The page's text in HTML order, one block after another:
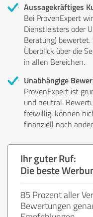
Aussagekräftiges
Bei ProvenExpert
Dienstleisters oder
Beratung)
Überblick über die
in allen Bereichen.
Unabhängige
ProvenExpert ist
und neutral.
freiwillig, können
finanziell noch
Ihr guter Ruf:
Die beste
85 Prozent aller
Bewertungen